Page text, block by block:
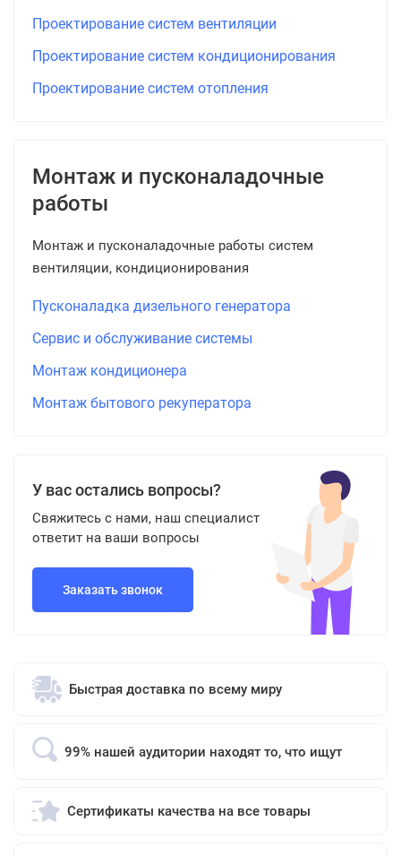
Проектирование систем вентиляции
Проектирование систем кондиционирования
Проектирование систем отопления
Монтаж и пусконаладочные
работы
Монтаж и пусконаладочные работы систем
вентиляции, кондиционирования
Пусконаладка дизельного генератора
Сервис и обслуживание системы
Монтаж кондиционера
Монтаж бытового рекуператора
У вас остались вопросы?
Свяжитесь с нами, наш специалист
ответит на ваши вопросы
Заказать звонок
Быстрая доставка по всему миру
99% нашей аудитории находят то, что ищут
Сертификаты качества на все товары